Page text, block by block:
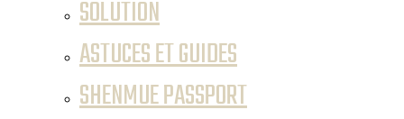
SOLUTION
ASTUCES ET GUIDES
SHENMUE PASSPORT